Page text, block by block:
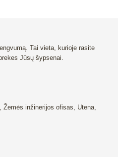
Tai vieta, kurioje rasite
Jūsų šypsenai.
inžinerijos ofisas, Utena,